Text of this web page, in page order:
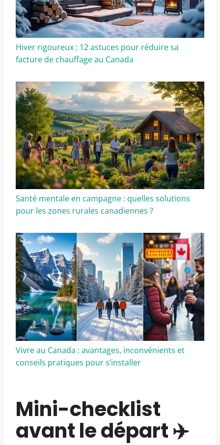
Hiver rigoureux : 12 astuces pour réduire sa
facture de chauffage au Canada
Santé mentale en campagne : quelles solutions
pour les zones rurales canadiennes ?
Vivre au Canada : avantages, inconvénients et
conseils pratiques pour s’installer
Mini-checklist
avant le départ ✈️